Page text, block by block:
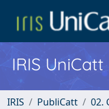
IRIS UniCatt
IRIS PubliCatt
02.